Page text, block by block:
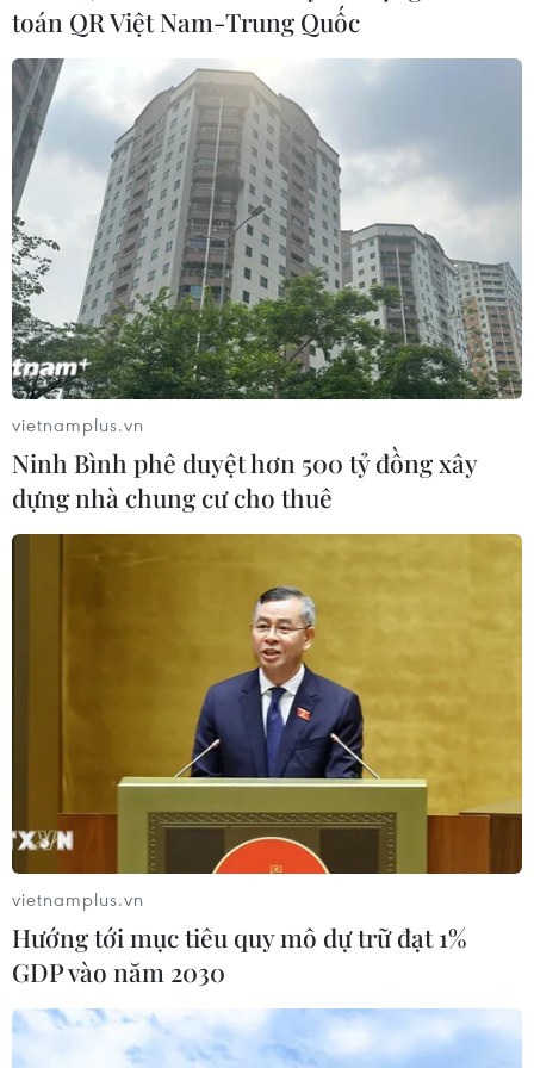
Lượng khách quốc tế đến với Thừa Thiên-Huế hằng
năm hiện chỉ bằng 1/3 của Hà Nội, 1/4 của Thành phố
Hồ Chí Minh và tương đương với gần 70% của Đà
Nẵng, Khánh Hòa.
Văn hóa Phi vật thể Quốc gia
Nghệ thuật Ca Huế đang được xây dựng hồ sơ trình
UNESCO đề nghị công nhận làDi sản Văn hóa Phi vật
thể Đại diện của Nhân loại.
toán QR Việt Nam-Trung Quốc
vietnamplus.vn
Ninh Bình phê duyệt hơn 500 tỷ đồng xây
dựng nhà chung cư cho thuê
vietnamplus.vn
Hướng tới mục tiêu quy mô dự trữ đạt 1%
GDP vào năm 2030